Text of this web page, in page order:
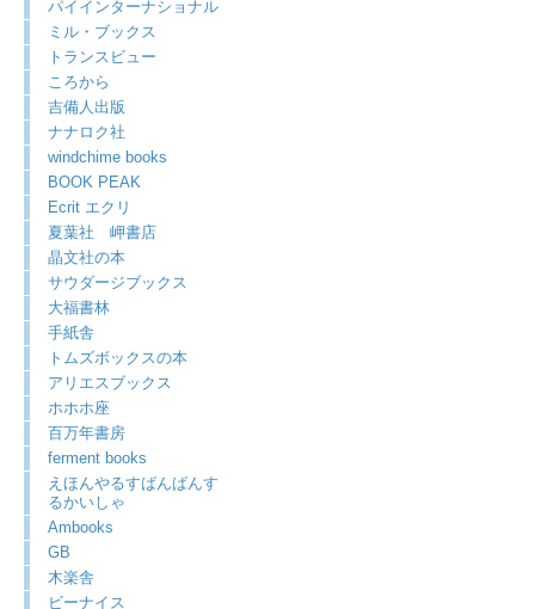
パイインターナショナル
ミル・ブックス
トランスビュー
ころから
吉備人出版
ナナロク社
windchime books
BOOK PEAK
Ecrit エクリ
夏葉社 岬書店
晶文社の本
サウダージブックス
大福書林
手紙舎
トムズボックスの本
アリエスブックス
ホホホ座
百万年書房
ferment books
えほんやるすばんばんす
るかいしゃ
Ambooks
GB
木楽舎
ビーナイス